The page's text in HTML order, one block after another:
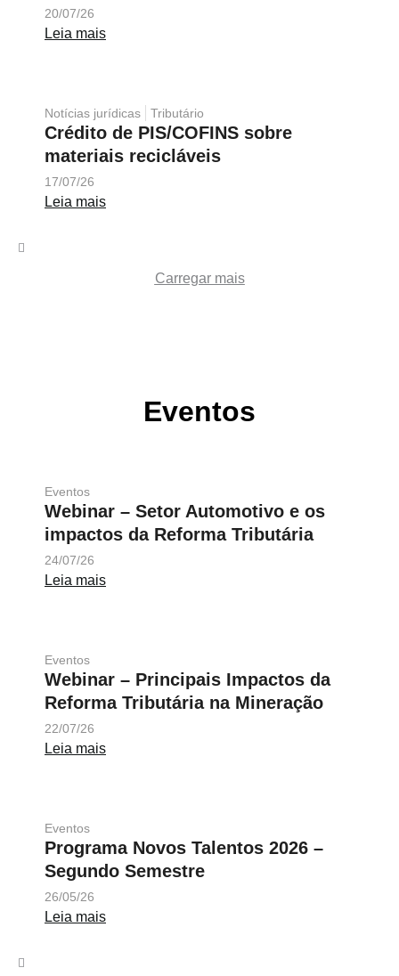
20/07/26
Leia mais
Notícias jurídicas Tributário
Crédito de PIS/COFINS sobre
materiais recicláveis
17/07/26
Leia mais
Carregar mais
Eventos
Eventos
Webinar – Setor Automotivo e os
impactos da Reforma Tributária
24/07/26
Leia mais
Eventos
Webinar – Principais Impactos da
Reforma Tributária na Mineração
22/07/26
Leia mais
Eventos
Programa Novos Talentos 2026 –
Segundo Semestre
26/05/26
Leia mais